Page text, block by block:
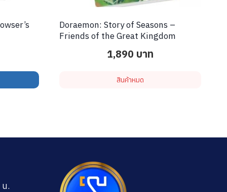
Doraemon: Story of Seasons –
Friends of the Great Kingdom
1,890 บาท
สินค้าหมด
น.